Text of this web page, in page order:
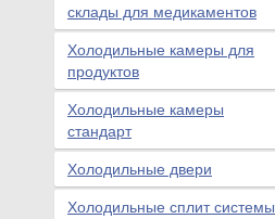
склады для медикаментов
Холодильные камеры для
продуктов
Холодильные камеры
стандарт
Холодильные двери
Холодильные сплит системы